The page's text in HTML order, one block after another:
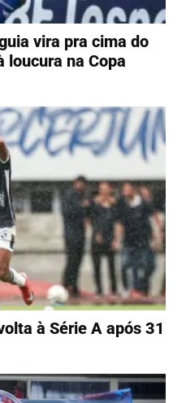
vira pra cima do
loucura na Copa
à Série A após 31